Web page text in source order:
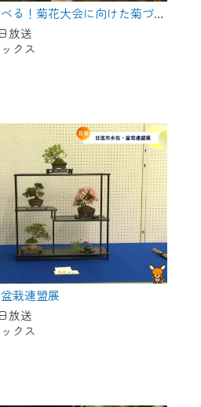
【日進】菊の栽培を学べる！菊花大会に向けた菊づくり講習会
放送
クス
栽連盟展
放送
クス
インには、MyIDが必
Web TVを含むCCNetの
用頂くためのIDです。
のフリーメールアドレ
）
グイン・MyIDの新規登
利用中の方は引き続き
。
＞
ューアルにともないメ
定しています。